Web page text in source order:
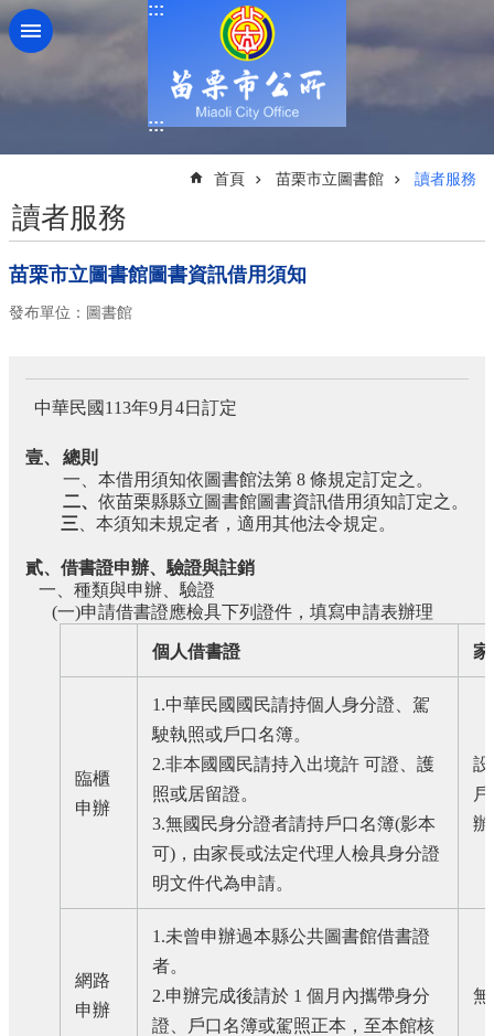
跳到主要內容區塊
:::
:::
首頁 苗栗市立圖書館 讀者服務
讀者服務
苗栗市立圖書館圖書資訊借用須知
發布單位：圖書館
中華民國 113年9月 4日訂定
壹、
總則
一、本借用須知依圖書館法第 8 條規定訂定之。
二、 依苗栗縣縣立圖書館圖書資訊借用須知訂定之。
三 、本須知未規定者，適用其他法令規定。
貳、借書證申辦、驗證與註銷
一、種類與申辦、驗證
(一)申請借書證應檢具下列證件，填寫申請表辦理
個人借書證 家
臨櫃
申辦
1.中華民國國民請持個人身分證、駕
駛執照或戶口名簿。
2.非本國國民請持入出境許 可證、護
照或居留證。
3.無國民身分證者請持戶口名簿(影本
可)，由家長或法定代理人檢具身分證
明文件代為申請。
設
辦
網路
申辦
1.未曾申辦過本縣公共圖書館借書證
者。
2.申辦完成後請於1 個月內攜帶身分
證、戶口名簿或駕照正本，至本館核
無